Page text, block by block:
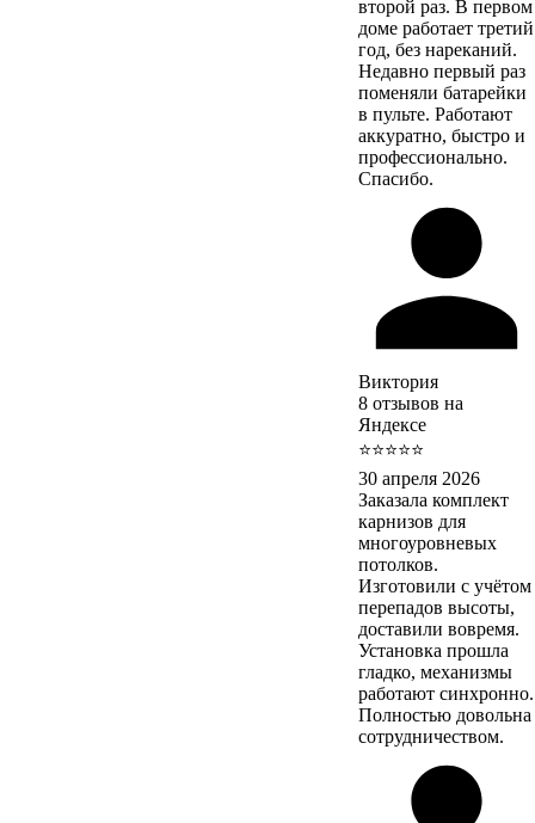
второй раз. В первом
доме работает третий
год, без нареканий.
Недавно первый раз
поменяли батарейки
в пульте. Работают
аккуратно, быстро и
профессионально.
Спасибо.
Виктория
8 отзывов на
Яндексе
⭐⭐⭐⭐⭐
30 апреля 2026
Заказала комплект
карнизов для
многоуровневых
потолков.
Изготовили с учётом
перепадов высоты,
доставили вовремя.
Установка прошла
гладко, механизмы
работают синхронно.
Полностью довольна
сотрудничеством.